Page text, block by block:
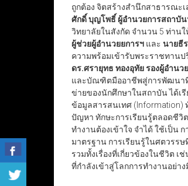
ถูกต้อง จิตสร้างสำนึกสาธารณะ
ศักดิ์ บุญโพธิ์ ผู้อำนวยการสถาบั
วิทยาลัยในสังกัด จำนวน 5 ท่าน
ผู้ช่วยผู้อำนวยยการฯ และ นายธี
ความพร้อมเข้ารับพระราชทาน
ดร.ศรายุทธ ทองอุทัย รองผู้อำนว
และบัณฑิตมืออาชีพสู่การพัฒนาที่
ข่ายของนักศึกษาในสถาบัน ได้เ
ข้อมูลสารสนเทศ (Information)
ปัญหา ทักษะการเรียนรู้ตลอดชีวิ
ทำงานต้องเข้าใจ จำได้ ใช้เป็น
มาตรฐาน การเรียนรู้ในศตวรร
รวมทั้งเรื่องที่เกี่ยวข้องในชีวิต เ
ที่กำลังเข้าสู่โลกการทำงานอย่า